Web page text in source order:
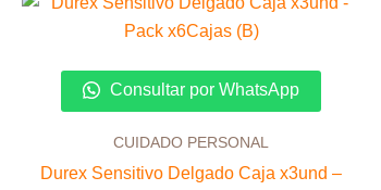
Consultar por WhatsApp
CUIDADO PERSONAL
Durex Sensitivo Delgado Caja x3und –